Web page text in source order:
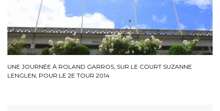
UNE JOURNÉE À ROLAND GARROS, SUR LE COURT SUZANNE
LENGLEN, POUR LE 2E TOUR 2014